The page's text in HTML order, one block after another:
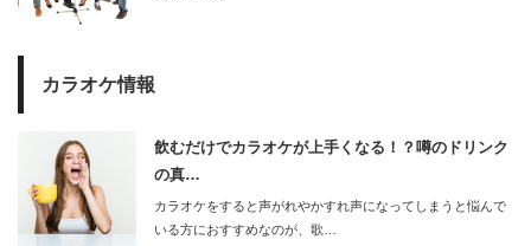
カラオケ情報
飲むだけでカラオケが上手くなる！？噂のドリンク
の真…
カラオケをすると声がれやかすれ声になってしまうと悩んで
いる方におすすめなのが、歌…